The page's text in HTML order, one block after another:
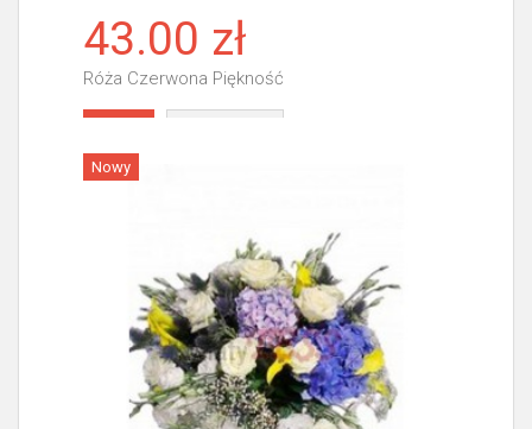
43.00 zł
Róża Czerwona Piękność
Nowy